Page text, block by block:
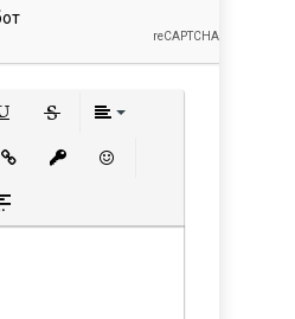
текста
цитаты
Вставка спойлера